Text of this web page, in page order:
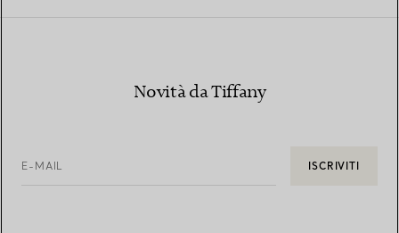
Novità da Tiffany
E-MAIL ISCRIVITI